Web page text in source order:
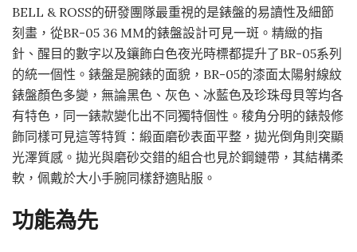
BELL & ROSS的研發團隊最重視的是錶盤的易讀性及細節
刻畫，從BR-05 36 MM的錶盤設計可見一斑。精緻的指
針、醒目的數字以及鑲飾白色夜光時標都提升了BR-05系列
的統一個性。錶盤是腕錶的面貌，BR-05的漆面太陽射線紋
錶盤顏色多變，無論黑色、灰色、冰藍色及珍珠母貝等均各
有特色，同一錶款變化出不同獨特個性。稜角分明的錶殼修
飾同樣可見這等特質：緞面磨砂表面平整，拋光倒角則突顯
光澤質感。拋光與磨砂交錯的組合也見於鋼鏈帶，其結構柔
軟，佩戴於大小手腕同樣舒適貼服。
功能為先